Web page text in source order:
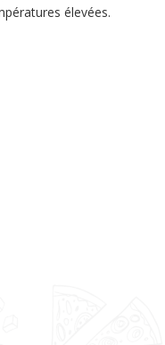
élevées.